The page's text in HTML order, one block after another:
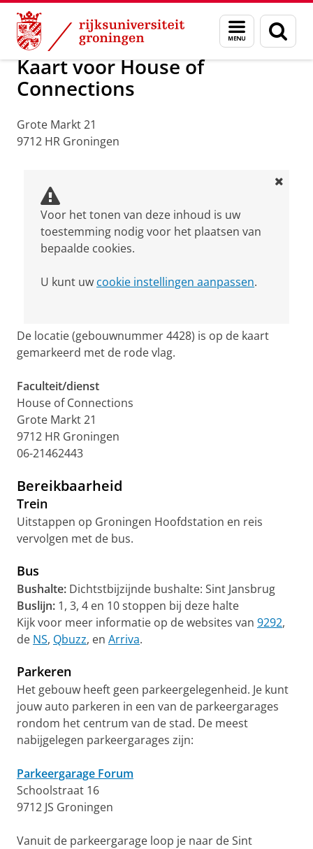
Skip
Content
Skip
Navigation
Menu
en
zoeken
Over ons Praktische zaken Waar vindt u ons
Kaart voor House of
Connections
Grote Markt 21
9712 HR Groningen
Voor het tonen van deze inhoud is uw
toestemming nodig voor het plaatsen van
bepaalde cookies.
U kunt uw cookie instellingen aanpassen.
De locatie (gebouwnummer 4428) is op de kaart
gemarkeerd met de rode vlag.
Faculteit/dienst
House of Connections
Grote Markt 21
9712 HR Groningen
06-21462443
Bereikbaarheid
Trein
Uitstappen op Groningen Hoofdstation en reis
vervolgen met de bus.
Bus
Bushalte: Dichtstbijzijnde bushalte: Sint Jansbrug
Buslijn: 1, 3, 4 en 10 stoppen bij deze halte
Kijk voor meer informatie op de websites van 9292,
de NS, Qbuzz, en Arriva.
Parkeren
Het gebouw heeft geen parkeergelegenheid. Je kunt
jouw auto parkeren in een van de parkeergarages
rondom het centrum van de stad. De meest
nabijgelegen parkeergarages zijn:
Parkeergarage Forum
Schoolstraat 16
9712 JS Groningen
Vanuit de parkeergarage loop je naar de Sint